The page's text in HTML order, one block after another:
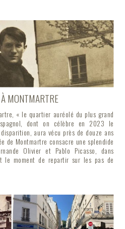
MONTMARTRE
« le quartier auréolé du plus grand
dont on célèbre en 2023 le
aura vécu près de douze ans
de Montmartre consacre une splendide
Olivier et Pablo Picasso, dans
le moment de repartir sur les pas de